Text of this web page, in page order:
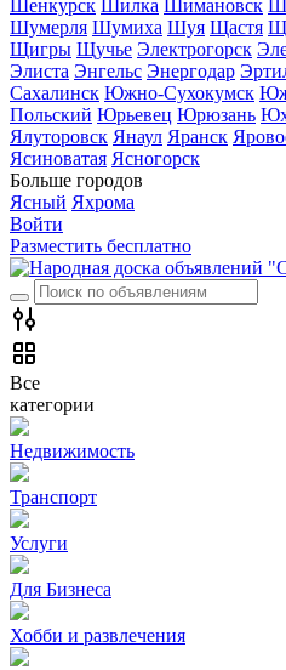
Шенкурск Шилка Шимановск
Шумерля Шумиха Шуя Щастя
Щигры Щучье Электрогорск
Элиста Энгельс Энергодар
Сахалинск Южно-Сухокумск
Польский Юрьевец Юрюзань
Ялуторовск Янаул Яранск
Ясиноватая Ясногорск
Больше городов
Ясный Яхрома
Войти
Разместить бесплатно
Все
категории
Недвижимость
Транспорт
Услуги
Для Бизнеса
Хобби и развлечения